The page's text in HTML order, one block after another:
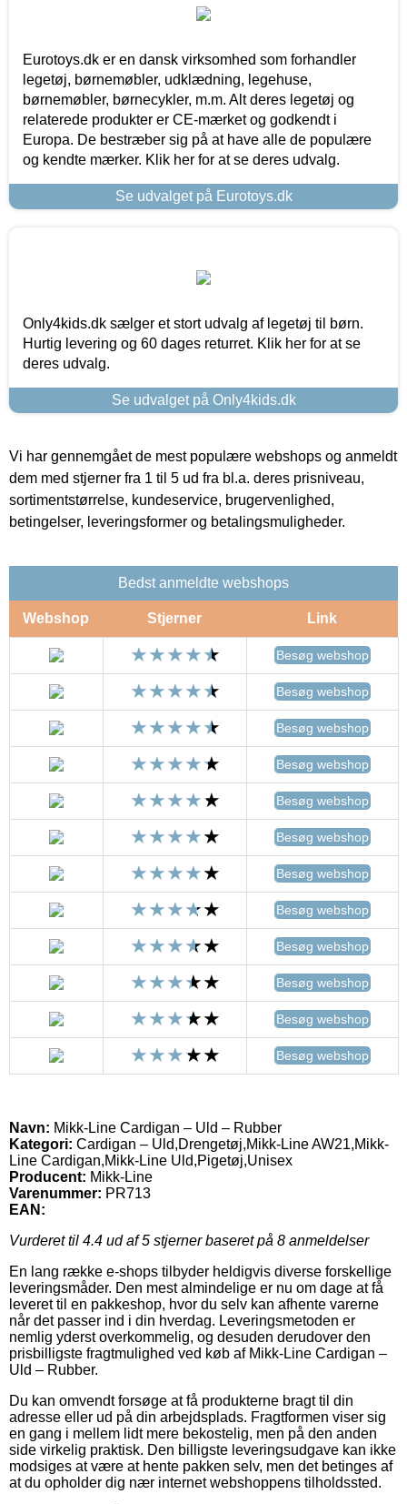
Eurotoys.dk er en dansk virksomhed som forhandler
legetøj, børnemøbler, udklædning, legehuse,
børnemøbler, børnecykler, m.m. Alt deres legetøj og
relaterede produkter er CE-mærket og godkendt i
Europa. De bestræber sig på at have alle de populære
og kendte mærker. Klik her for at se deres udvalg.
Se udvalget på Eurotoys.dk
Only4kids.dk sælger et stort udvalg af legetøj til børn.
Hurtig levering og 60 dages returret. Klik her for at se
deres udvalg.
Se udvalget på Only4kids.dk
Vi har gennemgået de mest populære webshops og anmeldt
dem med stjerner fra 1 til 5 ud fra bl.a. deres prisniveau,
sortimentstørrelse, kundeservice, brugervenlighed,
betingelser, leveringsformer og betalingsmuligheder.
Bedst anmeldte webshops
Webshop Stjerner Link
Besøg webshop
Besøg webshop
Besøg webshop
Besøg webshop
Besøg webshop
Besøg webshop
Besøg webshop
Besøg webshop
Besøg webshop
Besøg webshop
Besøg webshop
Besøg webshop
Navn: Mikk-Line Cardigan – Uld – Rubber
Kategori: Cardigan – Uld,Drengetøj,Mikk-Line AW21,Mikk-
Line Cardigan,Mikk-Line Uld,Pigetøj,Unisex
Producent: Mikk-Line
Varenummer: PR713
EAN:
Vurderet til 4.4 ud af 5 stjerner baseret på 8 anmeldelser
En lang række e-shops tilbyder heldigvis diverse forskellige
leveringsmåder. Den mest almindelige er nu om dage at få
leveret til en pakkeshop, hvor du selv kan afhente varerne
når det passer ind i din hverdag. Leveringsmetoden er
nemlig yderst overkommelig, og desuden derudover den
prisbilligste fragtmulighed ved køb af Mikk-Line Cardigan –
Uld – Rubber.
Du kan omvendt forsøge at få produkterne bragt til din
adresse eller ud på din arbejdsplads. Fragtformen viser sig
en gang i mellem lidt mere bekostelig, men på den anden
side virkelig praktisk. Den billigste leveringsudgave kan ikke
modsiges at være at hente pakken selv, men det betinges af
at du opholder dig nær internet webshoppens tilholdssted.